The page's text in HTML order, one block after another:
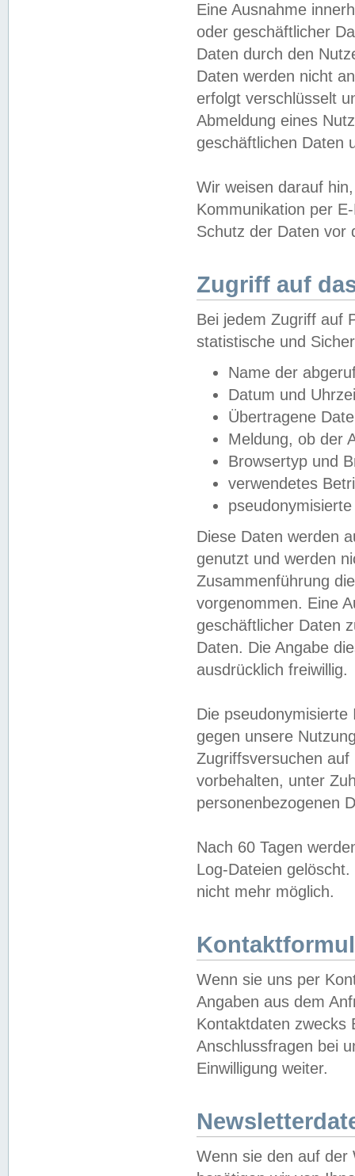
Eine Ausnahme
oder geschäftlicher
Daten durch den
Daten werden nicht
erfolgt verschlüsselt
Abmeldung eines
geschäftlichen Daten
Wir weisen darauf
Kommunikation per
Schutz der Daten vor
Zugriff auf
Bei jedem Zugriff auf
statistische und
Name der
Datum und
Übertragene
Meldung, ob der
Browsertyp und
verwendetes
Diese Daten werden
genutzt und werden
Zusammenführung
vorgenommen. Eine
geschäftlicher Daten
Daten. Die Angabe
ausdrücklich freiwillig.
Die
gegen unsere
Zugriffsversuchen
vorbehalten, unter
personenbezogenen
Nach 60 Tagen
Log-Dateien
nicht mehr möglich.
Wenn sie uns per
Angaben aus dem
Kontaktdaten zwecks
Anschlussfragen bei
Einwilligung weiter.
Wenn sie den auf der